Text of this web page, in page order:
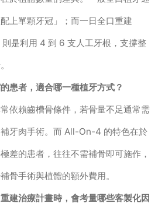
上單顆牙冠」；而一日全口重建
是利用 4 到 6 支人工牙根，支撐整
患者，適合哪一種植牙方式？
依賴齒槽骨條件，若骨量不足通常需
牙肉手術。而 All-On-4 的特色在於
差的患者，往往不需補骨即可施作，
骨手術與植體的額外費用。
建治療計畫時，會考量哪些客製化因